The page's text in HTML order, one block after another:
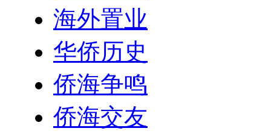
海外置业
华侨历史
侨海争鸣
侨海交友